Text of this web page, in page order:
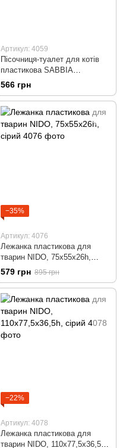
Артикул: 4059
Пісочниця-туалет для котів
пластикова SABBIA
59,5x40,3x17,9h, коричневий
566 грн
−35%
Артикул: 4076
Лежанка пластикова для
тварин NIDO, 75x55x26h,
сірий
579 грн 895 грн
−22%
Артикул: 4078
Лежанка пластикова для
тварин NIDO, 110x77,5x36,5h,